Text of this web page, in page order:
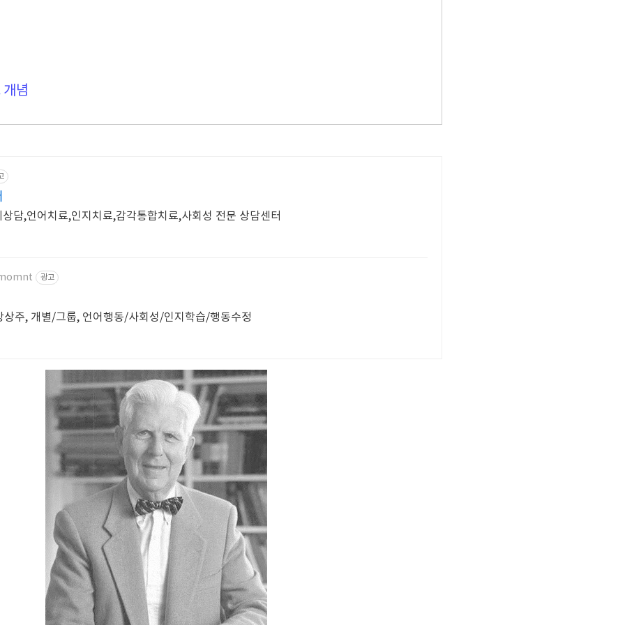
념
담,언어치료,인지치료,감각통합치료,사회성 전문 상담센터
광고
주, 개별/그룹, 언어행동/사회성/인지학습/행동수정